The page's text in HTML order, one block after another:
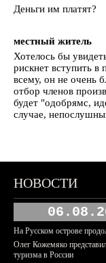
Деньги им платят?
местный житель
Хотелось бы
рискнет вступить
всему, он не очень
отбор членов
будет "одобрямс,
случае,
НОВОСТИ
На Русском острове
Олег Кожемяко
туризма в России